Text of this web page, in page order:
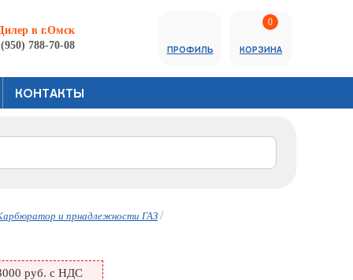
в г.Омск
788-70-08
ПРОФИЛЬ
0
КОРЗИНА
КОНТАКТЫ
и прнадлежности ГАЗ /
руб. с НДС